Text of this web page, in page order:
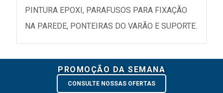
PINTURA EPOXI, PARAFUSOS PARA FIXAÇÃO
NA PAREDE, PONTEIRAS DO VARÃO E SUPORTE.
PROMOÇÃO DA SEMANA
CONSULTE NOSSAS OFERTAS